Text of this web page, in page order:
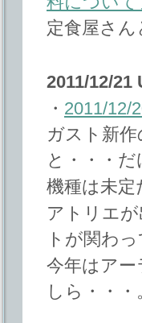
定食屋さ
2011/12/21
・ 2011/12/
ガスト新
と・・・
機種は未定
アトリエ
トが関わ
今年はア
しら・・・